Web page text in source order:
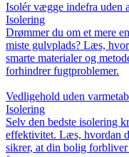
Isolér vægge indefra uden
Isolering
Drømmer du om et mere
miste gulvplads? Læs,
smarte materialer og
forhindrer fugtproblemer.
Vedligehold uden
Isolering
Selv den bedste isolering
effektivitet. Læs, hvordan
sikrer, at din bolig